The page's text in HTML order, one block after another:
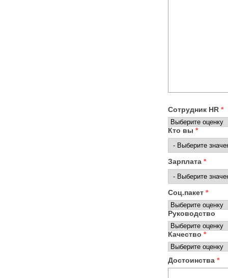
Сотрудник HR *
Кто вы *
Зарплата *
Соц.пакет *
Руководство
Качество *
Достоинства *